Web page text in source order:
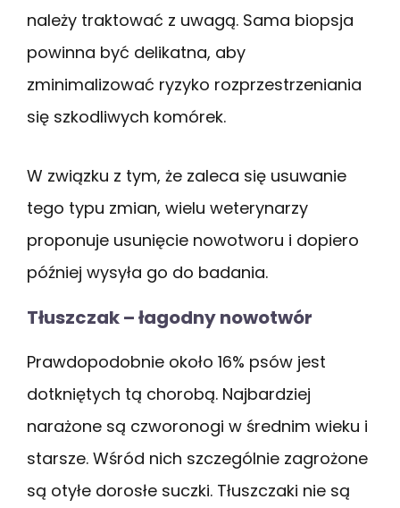
należy traktować z uwagą. Sama biopsja
powinna być delikatna, aby
zminimalizować ryzyko rozprzestrzeniania
się szkodliwych komórek.
W związku z tym, że zaleca się usuwanie
tego typu zmian, wielu weterynarzy
proponuje usunięcie nowotworu i dopiero
później wysyła go do badania.
Tłuszczak – łagodny nowotwór
Prawdopodobnie około 16% psów jest
dotkniętych tą chorobą. Najbardziej
narażone są czworonogi w średnim wieku i
starsze. Wśród nich szczególnie zagrożone
są otyłe dorosłe suczki. Tłuszczaki nie są